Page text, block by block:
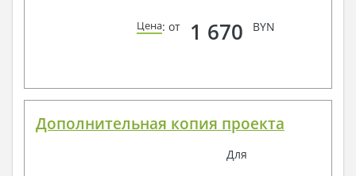
Цена: от 1 670 BYN
Дополнительная копия проекта
Для